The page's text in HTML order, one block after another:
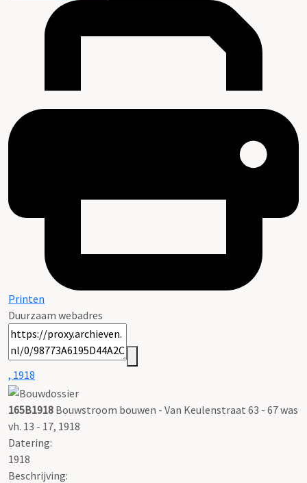
Printen
Duurzaam webadres
, 1918
165B1918 Bouwstroom bouwen - Van Keulenstraat 63 - 67 was
vh. 13 - 17, 1918
Datering:
1918
Beschrijving: